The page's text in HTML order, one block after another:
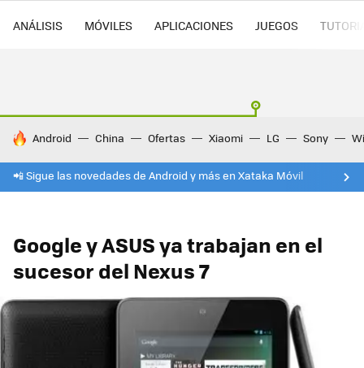
ANÁLISIS MÓVILES APLICACIONES JUEGOS
HOY SE HABLA DE
Android China Ofertas Xiaomi LG Sony
📲 Sigue las novedades de Android y más en Xataka Móvil
Google y ASUS ya trabajan en el
sucesor del Nexus 7